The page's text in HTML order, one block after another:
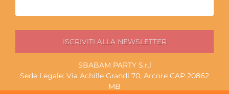
SBABAM PARTY S.r.l
Sede Legale: Via Achille Grandi 70, Arcore CAP 20862
MB